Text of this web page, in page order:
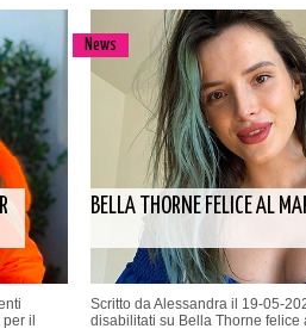
il
News
BELLA THORNE FELICE AL
Scritto da Alessandra il 19-05-
disabilitati su Bella Thorne felice